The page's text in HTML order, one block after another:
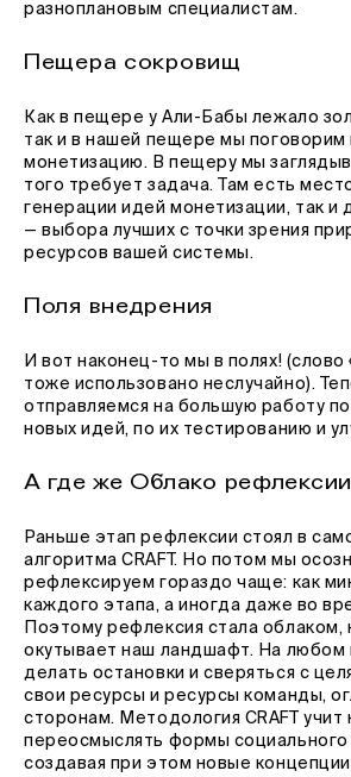
разноплановым специалистам.
Пещера сокровищ
Как в пещере у Али-Бабы лежало
так и в нашей пещере мы поговорим
монетизацию. В пещеру мы
того требует задача. Там есть
генерации идей монетизации, так и
— выбора лучших с точки зрения
ресурсов вашей системы.
Поля внедрения
И вот наконец-то мы в полях! (слово
тоже использовано неслучайно).
отправляемся на большую работу
новых идей, по их тестированию и
А где же Облако
Раньше этап рефлексии стоял в
алгоритма CRAFT. Но потом мы
рефлексируем гораздо чаще: как
каждого этапа, а иногда даже во
Поэтому рефлексия стала облаком,
окутывает наш ландшафт. На любом
делать остановки и сверяться с
свои ресурсы и ресурсы команды,
сторонам. Методология CRAFT учит
переосмыслять формы социального
создавая при этом новые